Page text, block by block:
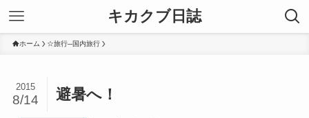
キカクブ日誌
ホーム ☆旅行─国内旅行
避暑へ！
2015
8/14